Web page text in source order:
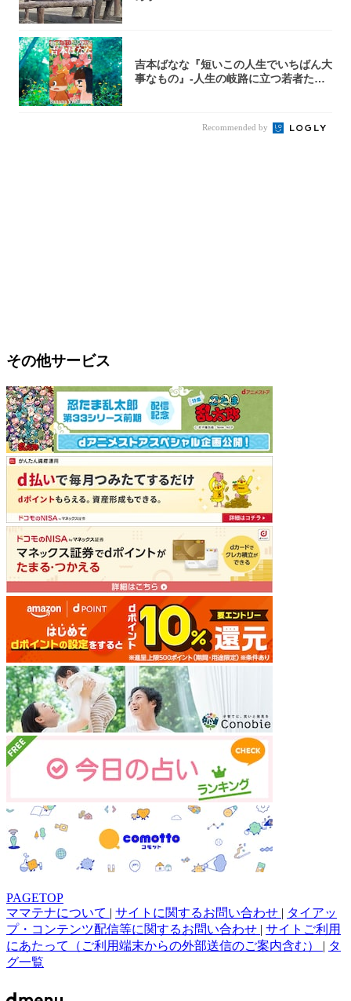
吉本ばなな『短いこの人生でいちばん大
事なもの』-人生の岐路に立つ若者たち
Recommended by
その他サービス
PAGETOP
ママテナについて | サイトに関するお問い合わせ | タイアッ
プ・コンテンツ配信等に関するお問い合わせ | サイトご利用
にあたって（ご利用端末からの外部送信のご案内含む） | タ
グ一覧